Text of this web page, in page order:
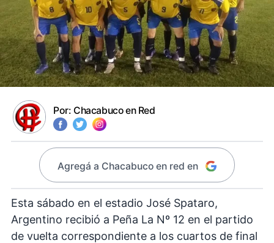
Por: Chacabuco en Red
Agregá a Chacabuco en red en
Esta sábado en el estadio José Spataro,
Argentino recibió a Peña La Nº 12 en el partido
de vuelta correspondiente a los cuartos de final